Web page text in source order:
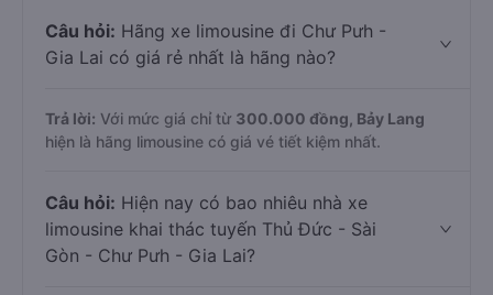
Câu hỏi: Hãng xe limousine đi Chư Pưh -
Gia Lai có giá rẻ nhất là hãng nào?
Trả lời: Với mức giá chỉ từ 300.000 đồng, Bảy Lang
hiện là hãng limousine có giá vé tiết kiệm nhất.
Câu hỏi: Hiện nay có bao nhiêu nhà xe
limousine khai thác tuyến Thủ Đức - Sài
Gòn - Chư Pưh - Gia Lai?